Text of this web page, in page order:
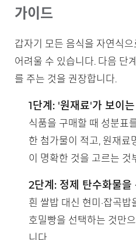
가이드
갑자기 모든 음식을 자연식
어려울 수 있습니다. 다음 단
를 주는 것을 권장합니다.
1단계: '원재료'가 보이
식품을 구매할 때 성분표
한 첨가물이 적고, 원재료
이 명확한 것을 고르는 것
2단계: 정제 탄수화물을
흰 쌀밥 대신 현미·잡곡
호밀빵을 선택하는 것만
니다.